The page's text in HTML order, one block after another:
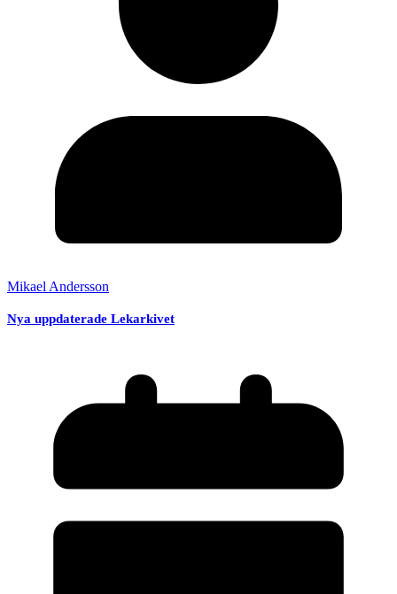
Mikael Andersson
Nya uppdaterade Lekarkivet